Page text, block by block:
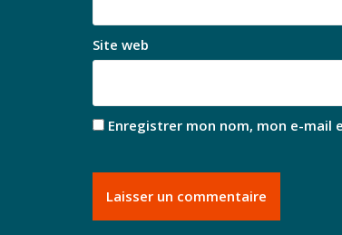
Site web
Enregistrer mon nom, mon e-mail